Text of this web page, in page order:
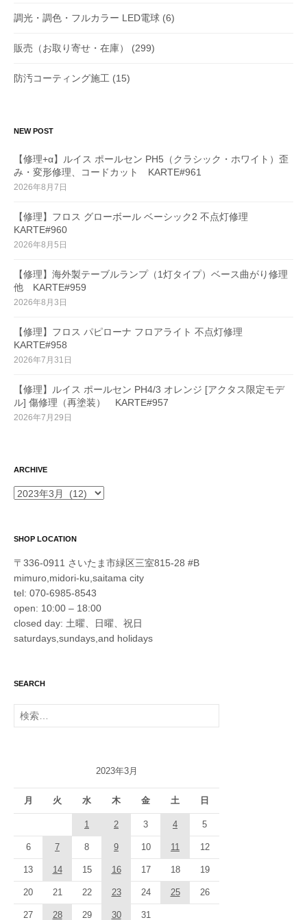
調光・調色・フルカラー LED電球 (6)
販売（お取り寄せ・在庫） (299)
防汚コーティング施工 (15)
NEW POST
【修理+α】ルイス ポールセン PH5（クラシック・ホワイト）歪
み・変形修理、コードカット KARTE#961
2026年8月7日
【修理】フロス グローボール ベーシック2 不点灯修理
KARTE#960
2026年8月5日
【修理】海外製テーブルランプ（1灯タイプ）ベース曲がり修理
他 KARTE#959
2026年8月3日
【修理】フロス パピローナ フロアライト 不点灯修理
KARTE#958
2026年7月31日
【修理】ルイス ポールセン PH4/3 オレンジ [アクタス限定モデ
ル] 傷修理（再塗装） KARTE#957
2026年7月29日
ARCHIVE
ARCHIVE
SHOP LOCATION
〒336-0911 さいたま市緑区三室815-28 #B
mimuro,midori-ku,saitama city
tel: 070-6985-8543
open: 10:00 – 18:00
closed day: 土曜、日曜、祝日
saturdays,sundays,and holidays
SEARCH
検
索:
2023年3月
月 火 水 木 金 土 日
1 2 3 4 5
6 7 8 9 10 11 12
13 14 15 16 17 18 19
20 21 22 23 24 25 26
27 28 29 30 31